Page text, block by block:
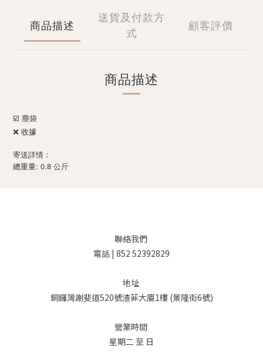
商品描述
送貨及付款方
式
顧客評價
商品描述
☑️ 塵袋
❌ 收據
寄送詳情：
總重量: 0.8 公斤
聯絡我們
電話 | 852 52392829
地址
銅鑼灣謝斐道520號渣菲大廈1樓 (景隆街6號)
營業時間
星期二 至 日